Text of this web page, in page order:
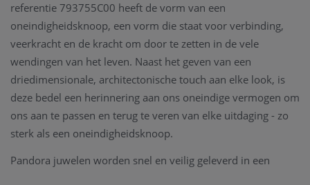
referentie 793755C00 heeft de vorm van een
oneindigheidsknoop, een vorm die staat voor verbinding,
veerkracht en de kracht om door te zetten in de vele
wendingen van het leven. Naast het geven van een
driedimensionale, architectonische touch aan elke look, is
deze bedel een herinnering aan ons oneindige vermogen om
ons aan te passen en terug te veren van elke uitdaging - zo
sterk als een oneindigheidsknoop.
Pandora juwelen worden snel en veilig geleverd in een